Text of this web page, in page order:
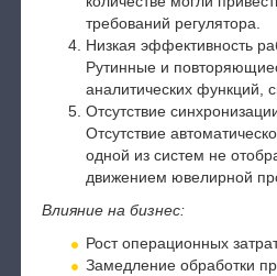
требований регулятора.
Низкая эффективность
Рутинные и
аналитических функций,
Отсутствие
Отсутствие
одной из систем не
движением ювелирной
Влияние на бизнес:
Рост операционных
Замедление обработки